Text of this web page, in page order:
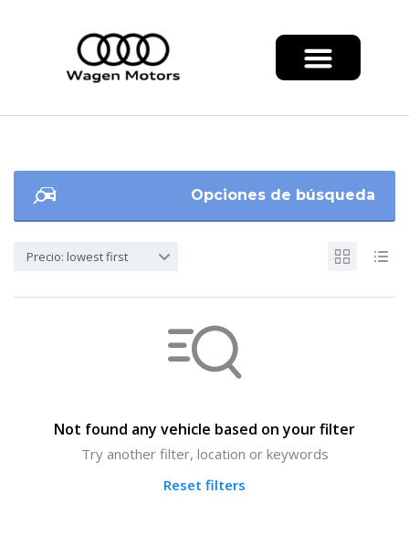
Opciones de búsqueda
Precio: lowest first
Not found any vehicle based on your filter
Try another filter, location or keywords
Reset filters